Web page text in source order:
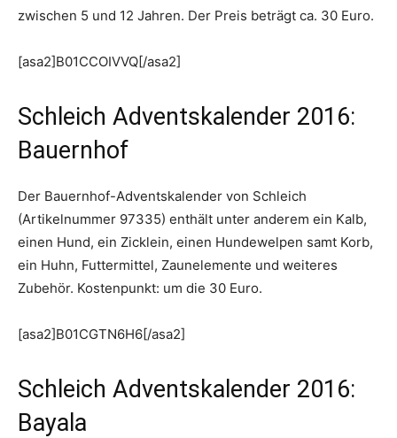
zwischen 5 und 12 Jahren. Der Preis beträgt ca. 30 Euro.
[asa2]B01CCOIVVQ[/asa2]
Schleich Adventskalender 2016:
Bauernhof
Der Bauernhof-Adventskalender von Schleich
(Artikelnummer 97335) enthält unter anderem ein Kalb,
einen Hund, ein Zicklein, einen Hundewelpen samt Korb,
ein Huhn, Futtermittel, Zaunelemente und weiteres
Zubehör. Kostenpunkt: um die 30 Euro.
[asa2]B01CGTN6H6[/asa2]
Schleich Adventskalender 2016:
Bayala